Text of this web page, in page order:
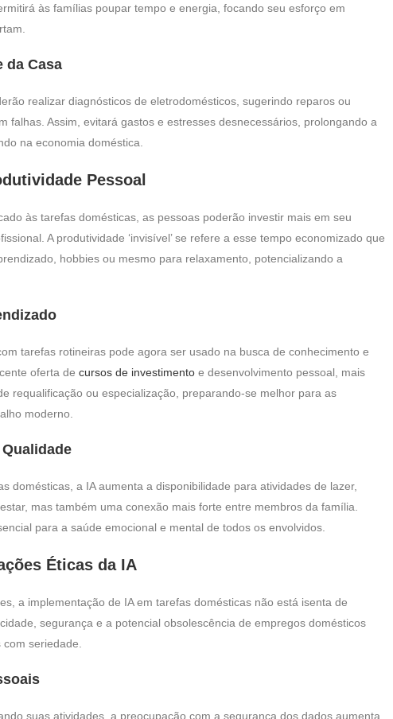
às famílias poupar tempo e energia, focando seu esforço em
da Casa
realizar diagnósticos de eletrodomésticos, sugerindo reparos ou
falhas. Assim, evitará gastos e estresses desnecessários, prolongando a
na economia doméstica.
Pessoal
às tarefas domésticas, as pessoas poderão investir mais em seu
A produtividade ‘invisível’ se refere a esse tempo economizado que
hobbies ou mesmo para relaxamento, potencializando a
tarefas rotineiras pode agora ser usado na busca de conhecimento e
oferta de cursos de investimento e desenvolvimento pessoal, mais
requalificação ou especialização, preparando-se melhor para as
moderno.
domésticas, a IA aumenta a disponibilidade para atividades de lazer,
mas também uma conexão mais forte entre membros da família.
para a saúde emocional e mental de todos os envolvidos.
Éticas da IA
a implementação de IA em tarefas domésticas não está isenta de
segurança e a potencial obsolescência de empregos domésticos
seriedade.
suas atividades, a preocupação com a segurança dos dados aumenta.